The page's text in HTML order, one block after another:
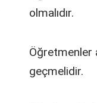
olmalıdır.
Öğretmenler
geçmelidir.